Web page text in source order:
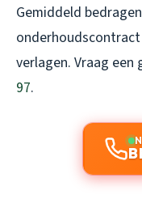
Gemiddeld
verlagen. Vraag
97.